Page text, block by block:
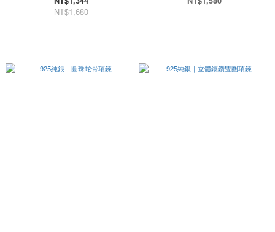
NT$1,680